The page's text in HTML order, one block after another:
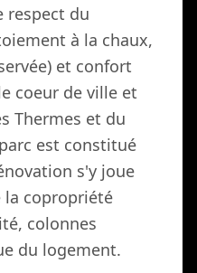
respect du
à la chaux,
et confort
coeur de ville et
Thermes et du
est constitué
s'y joue
la copropriété
colonnes
du logement.